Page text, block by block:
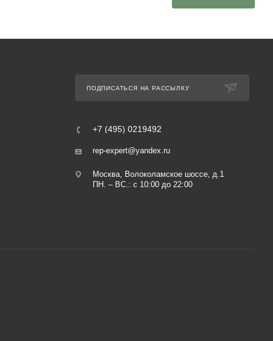
ПОДПИСАТЬСЯ НА РАССЫЛКУ
+7 (495) 0219492
rep-expert@yandex.ru
Москва, Волоколамское шоссе, д.1
ПН. – ВС.: с 10:00 до 22:00